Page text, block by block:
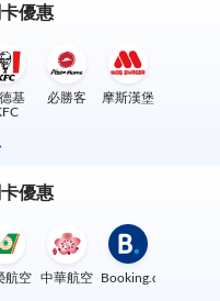
優惠
基
必勝客 摩斯漢堡
優惠
航空 中華航空 Booking.com